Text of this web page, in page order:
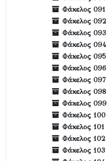
Φάκελος 091
Φάκελος 092
Φάκελος 093
Φάκελος 094
Φάκελος 095
Φάκελος 096
Φάκελος 097
Φάκελος 098
Φάκελος 099
Φάκελος 100
Φάκελος 101
Φάκελος 102
Φάκελος 103